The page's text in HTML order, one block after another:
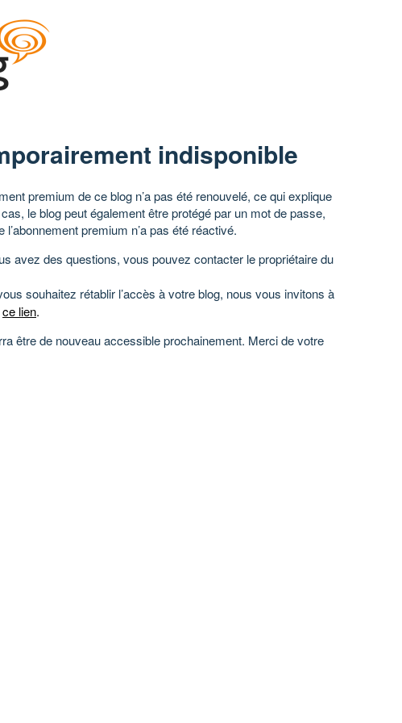
indisponible
premium de ce blog n’a pas été renouvelé, ce qui explique
le blog peut également être protégé par un mot de passe,
premium n’a pas été réactivé.
avez des questions, vous pouvez contacter le propriétaire du
souhaitez rétablir l’accès à votre blog, nous vous invitons à
ce lien.
être de nouveau accessible prochainement. Merci de votre